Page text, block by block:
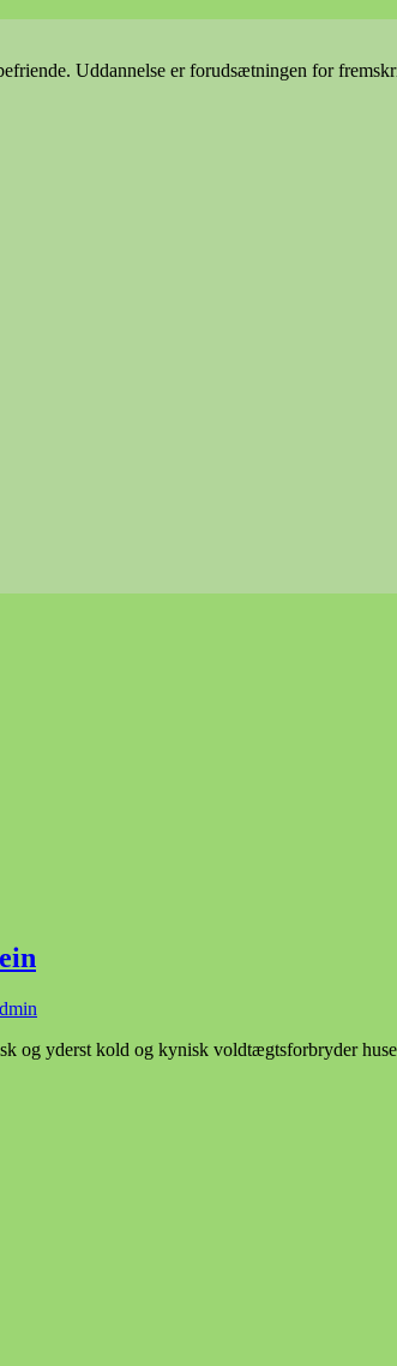
Uddannelse er forudsætningen for
og yderst kold og kynisk voldtægtsforbryder